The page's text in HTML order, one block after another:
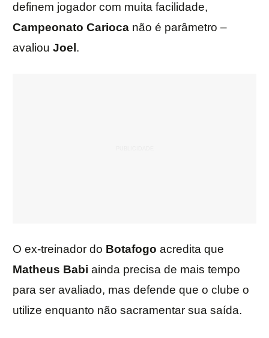
definem jogador com muita facilidade,
Campeonato Carioca não é parâmetro –
avaliou Joel .
O ex-treinador do Botafogo acredita que
Matheus Babi ainda precisa de mais tempo
para ser avaliado, mas defende que o clube o
utilize enquanto não sacramentar sua saída.